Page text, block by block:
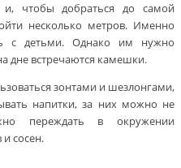
чтобы добраться до самой
несколько метров. Именно
с детьми. Однако им нужно
дне встречаются камешки.
зонтами и шезлонгами,
напитки, за них можно не
переждать в окружении
сосен.